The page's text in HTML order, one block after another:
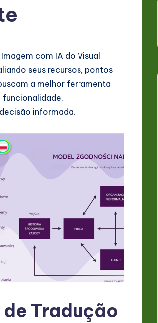
com IA do Visual
seus recursos, pontos
a melhor ferramenta
funcionalidade,
informada.
Tradução